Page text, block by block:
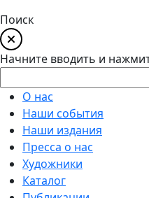
Поиск
Начните вводить и
О нас
Наши события
Наши издания
Пресса о нас
Художники
Каталог